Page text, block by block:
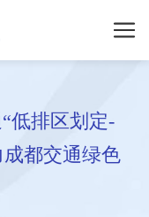
低排区划定-
都交通绿色